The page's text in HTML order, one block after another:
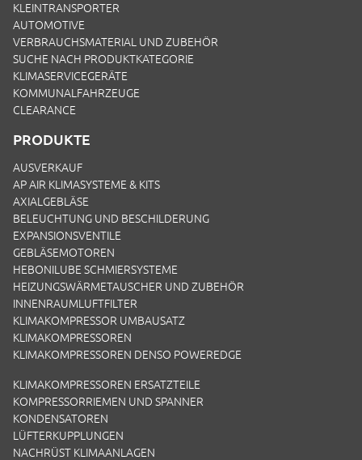
KLEINTRANSPORTER
AUTOMOTIVE
VERBRAUCHSMATERIAL UND ZUBEHÖR
SUCHE NACH PRODUKTKATEGORIE
KLIMASERVICEGERÄTE
KOMMUNALFAHRZEUGE
CLEARANCE
PRODUKTE
AUSVERKAUF
AP AIR KLIMASYSTEME & KITS
AXIALGEBLÄSE
BELEUCHTUNG UND BESCHILDERUNG
EXPANSIONSVENTILE
GEBLÄSEMOTOREN
HEBONILUBE SCHMIERSYSTEME
HEIZUNGSWÄRMETAUSCHER UND ZUBEHÖR
INNENRAUMLUFTFILTER
KLIMAKOMPRESSOR UMBAUSATZ
KLIMAKOMPRESSOREN
KLIMAKOMPRESSOREN DENSO POWEREDGE
KLIMAKOMPRESSOREN ERSATZTEILE
KOMPRESSORRIEMEN UND SPANNER
KONDENSATOREN
LÜFTERKUPPLUNGEN
NACHRÜST KLIMAANLAGEN